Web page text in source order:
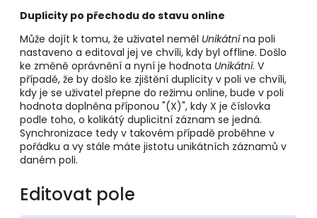
Duplicity po přechodu do stavu online
Může dojít k tomu, že uživatel neměl Unikátnína poli
nastaveno a editoval jej ve chvíli, kdy byl offline. Došlo
ke změně oprávnění a nyní je hodnota Unikátní. V
případě, že by došlo ke zjištění duplicity v poli ve chvíli,
kdy je se uživatel přepne do režimu online, bude v poli
hodnota doplněna příponou "(X)", kdy X je číslovka
podle toho, o kolikátý duplicitní záznam se jedná.
Synchronizace tedy v takovém případě proběhne v
pořádku a vy stále máte jistotu unikátních záznamů v
daném poli.
Editovat pole